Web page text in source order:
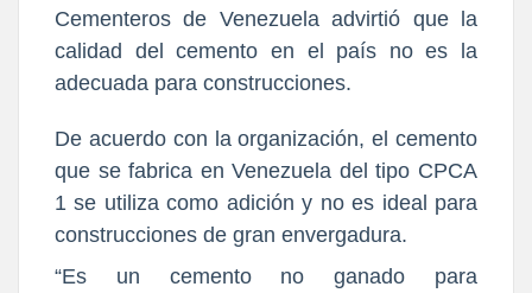
Cementeros de Venezuela advirtió que la
calidad del cemento en el país no es la
adecuada para construcciones.
De acuerdo con la organización, el cemento
que se fabrica en Venezuela del tipo CPCA
1 se utiliza como adición y no es ideal para
construcciones de gran envergadura.
“Es un cemento no ganado para